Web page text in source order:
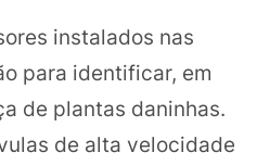
instalados nas
para identificar, em
de plantas daninhas.
de alta velocidade